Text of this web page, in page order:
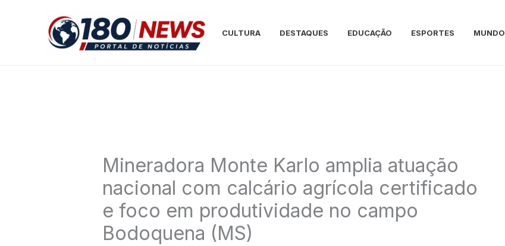
CULTURA DESTAQUES EDUCAÇÃO ESPORTES MUNDO
Mineradora Monte Karlo amplia atuação
nacional com calcário agrícola certificado
e foco em produtividade no campo
Bodoquena (MS)